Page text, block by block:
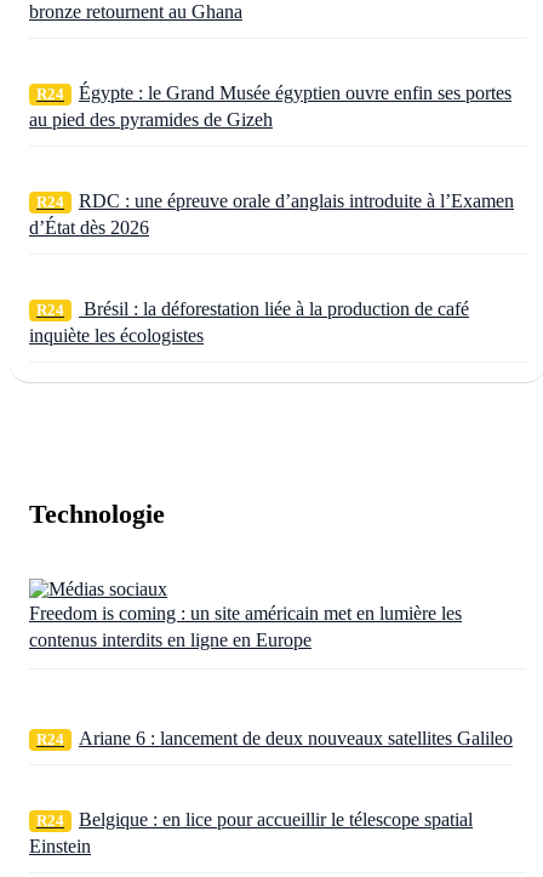
bronze retournent au Ghana
R24
Égypte : le Grand Musée égyptien ouvre enfin ses portes
au pied des pyramides de Gizeh
R24
RDC : une épreuve orale d’anglais introduite à l’Examen
d’État dès 2026
R24
Brésil : la déforestation liée à la production de café
inquiète les écologistes
Technologie
Freedom is coming : un site américain met en lumière les
contenus interdits en ligne en Europe
R24 Ariane 6 : lancement de deux nouveaux satellites Galileo
R24
Belgique : en lice pour accueillir le télescope spatial
Einstein